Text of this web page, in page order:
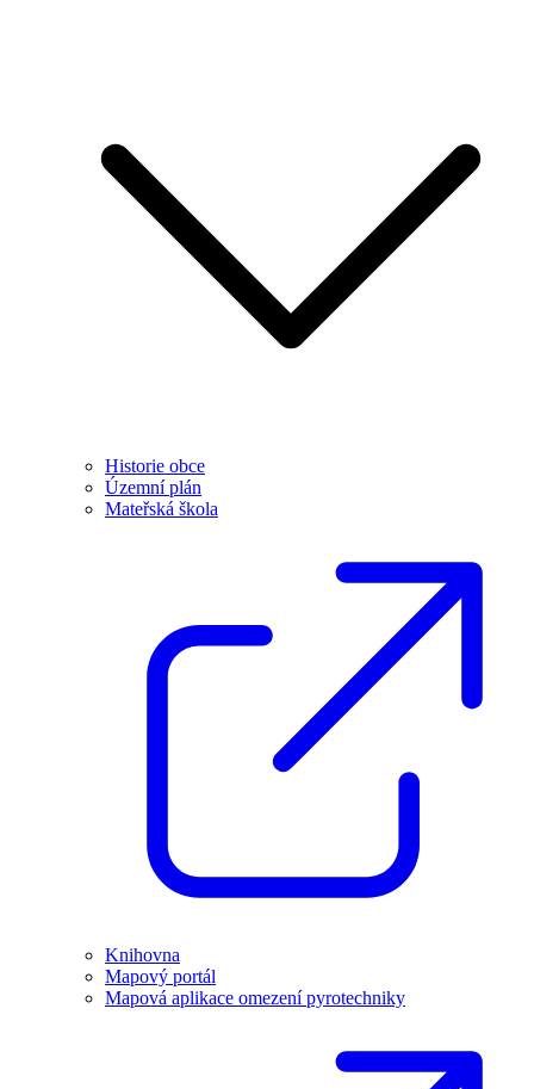
Historie obce
Územní plán
Mateřská škola
Knihovna
Mapový portál
Mapová aplikace omezení pyrotechniky